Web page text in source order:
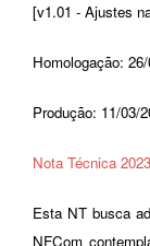
[v1.01 - Ajustes
Homologação:
Produção: 11/03/
Nota Técnica
Esta NT busca
NFCom